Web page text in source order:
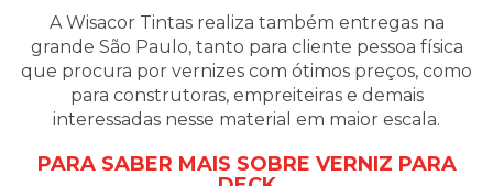
A Wisacor Tintas realiza também entregas na
grande São Paulo, tanto para cliente pessoa física
que procura por vernizes com ótimos preços, como
para construtoras, empreiteiras e demais
interessadas nesse material em maior escala.
PARA SABER MAIS SOBRE VERNIZ PARA